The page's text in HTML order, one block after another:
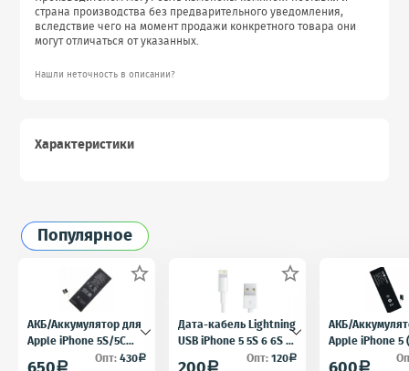
страна производства без предварительного уведомления,
вследствие чего на момент продажи конкретного товара они
могут отличаться от указанных.
Нашли неточность в описании?
Характеристики
Популярное

АКБ/Аккумулятор для
Apple iPhone 5S/5C
(Айфон 5C/5Ц) тех.
a Опт:430a

Дата-кабель Lightning
USB iPhone 5 5S 6 6S 7
для iPad 4 iPad mini
a Опт:120a
АКБ/
Apple iPhone
5) тех.
a